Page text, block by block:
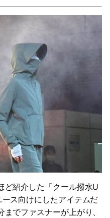
ど紹介した「クール撥水U
ス向けにしたアイテムだ
でファスナーが上がり、